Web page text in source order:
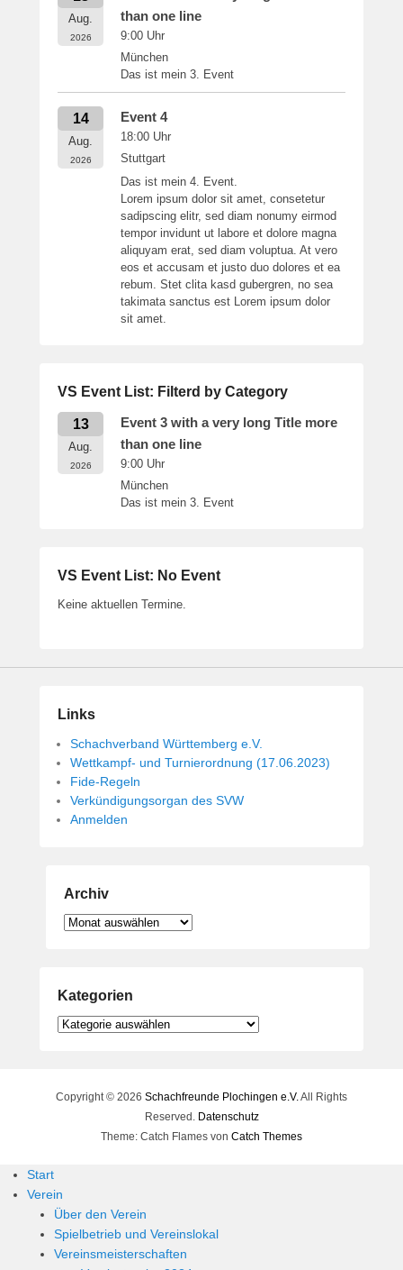
Aug.
2026
than one line
9:00 Uhr
München
Das ist mein 3. Event
14
Aug.
2026
Event 4
18:00 Uhr
Stuttgart
Das ist mein 4. Event.
Lorem ipsum dolor sit amet, consetetur
sadipscing elitr, sed diam nonumy eirmod
tempor invidunt ut labore et dolore magna
aliquyam erat, sed diam voluptua. At vero
eos et accusam et justo duo dolores et ea
rebum. Stet clita kasd gubergren, no sea
takimata sanctus est Lorem ipsum dolor
sit amet.
VS Event List: Filterd by Category
13
Aug.
2026
Event 3 with a very long Title more
than one line
9:00 Uhr
München
Das ist mein 3. Event
VS Event List: No Event
Keine aktuellen Termine.
Links
Schachverband Württemberg e.V.
Wettkampf- und Turnierordnung (17.06.2023)
Fide-Regeln
Verkündigungsorgan des SVW
Anmelden
Archiv
Archiv
Kategorien
Kategorien
Copyright © 2026 Schachfreunde Plochingen e.V.All Rights
Reserved. Datenschutz
Theme: Catch Flames von Catch Themes
Start
Verein
Über den Verein
Spielbetrieb und Vereinslokal
Vereinsmeisterschaften